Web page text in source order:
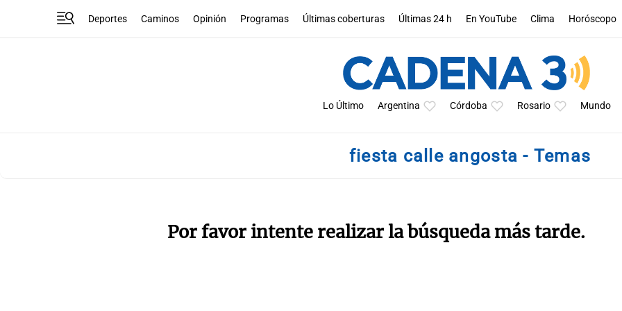
Deportes Caminos Opinión Programas Últimas coberturas Últimas 24 h En YouTube Clima Horóscopo
Lo Último Argentina Córdoba Rosario Mundo
fiesta calle angosta - Temas
Por favor intente realizar la búsqueda más tarde.